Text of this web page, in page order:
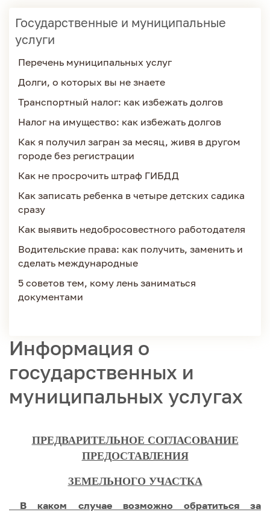
Государственные и муниципальные
услуги
Перечень муниципальных услуг
Долги, о которых вы не знаете
Транспортный налог: как избежать долгов
Налог на имущество: как избежать долгов
Как я получил загран за месяц, живя в другом
городе без регистрации
Как не просрочить штраф ГИБДД
Как записать ребенка в четыре детских садика
сразу
Как выявить недобросовестного работодателя
Водительские права: как получить, заменить и
сделать международные
5 советов тем, кому лень заниматься
документами
Информация о
государственных и
муниципальных услугах
ПРЕДВАРИТЕЛЬНОЕ СОГЛАСОВАНИЕ
ПРЕДОСТАВЛЕНИЯ
ЗЕМЕЛЬНОГО УЧАСТКА
В каком случае возможно обратиться за